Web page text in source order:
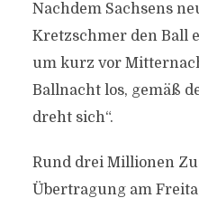
Nachdem Sachsens
Kretzschmer den Ball
um kurz vor
Ballnacht los, gemäß
dreht sich“.
Rund drei Millionen
Übertragung am